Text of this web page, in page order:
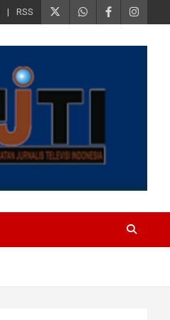
RSS